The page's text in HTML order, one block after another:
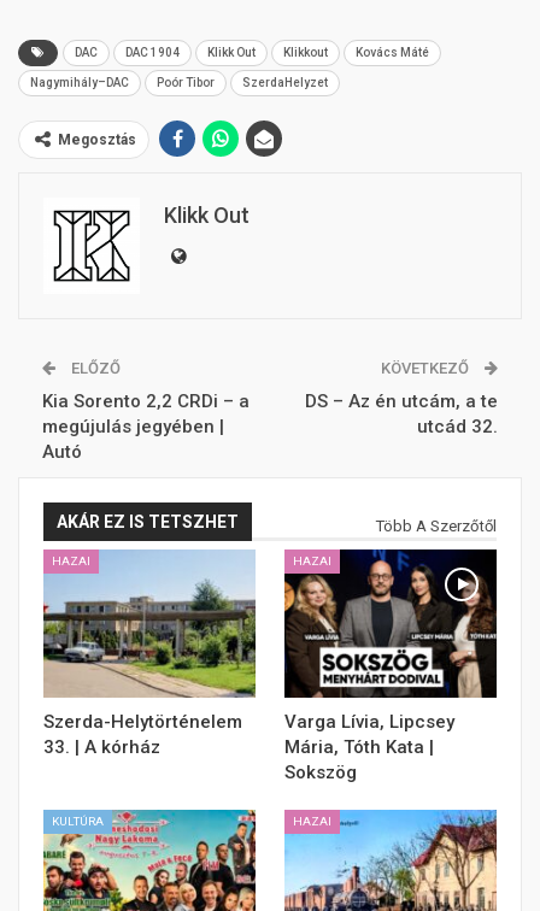
DAC DAC 1904 Klikk Out Klikkout Kovács Máté
Nagymihály–DAC Poór Tibor SzerdaHelyzet
Megosztás
Klikk Out
ELŐZŐ
Kia Sorento 2,2 CRDi – a
megújulás jegyében |
Autó
KÖVETKEZŐ
DS – Az én utcám, a te
utcád 32.
AKÁR EZ IS TETSZHET Több A Szerzőtől
HAZAI
Szerda-Helytörténelem
33. | A kórház
HAZAI
Varga Lívia, Lipcsey
Mária, Tóth Kata |
Sokszög
KULTÚRA HAZAI